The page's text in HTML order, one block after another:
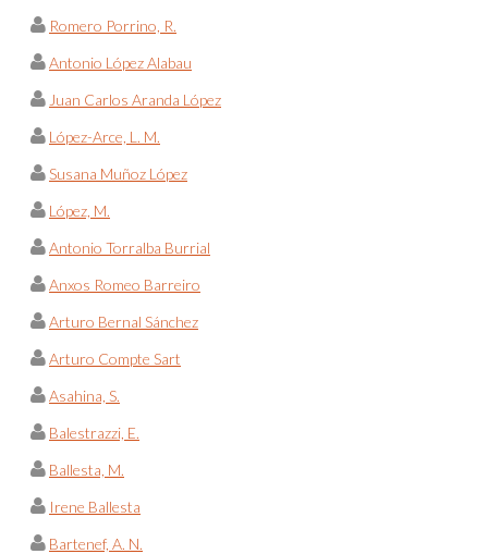
Romero Porrino, R.
Antonio López Alabau
Juan Carlos Aranda López
López-Arce, L. M.
Susana Muñoz López
López, M.
Antonio Torralba Burrial
Anxos Romeo Barreiro
Arturo Bernal Sánchez
Arturo Compte Sart
Asahina, S.
Balestrazzi, E.
Ballesta, M.
Irene Ballesta
Bartenef, A. N.